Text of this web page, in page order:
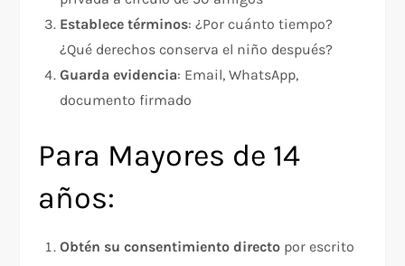
Establece términos: ¿Por cuánto tiempo?
¿Qué derechos conserva el niño después?
Guarda evidencia: Email, WhatsApp,
documento firmado
Para Mayores de 14
años:
Obtén su consentimiento directo por escrito